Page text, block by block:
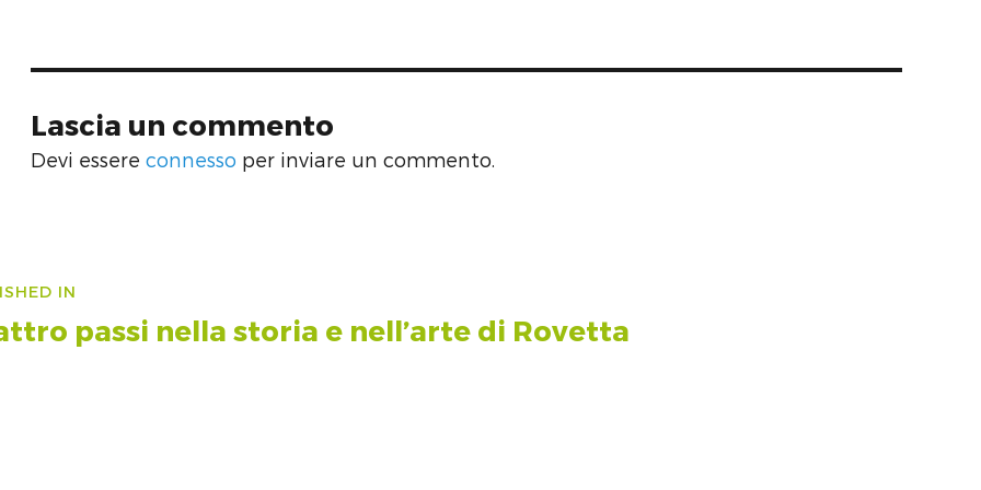
Lascia un commento
Devi essere connesso per inviare un commento.
IN
passi nella storia e nell’arte di Rovetta